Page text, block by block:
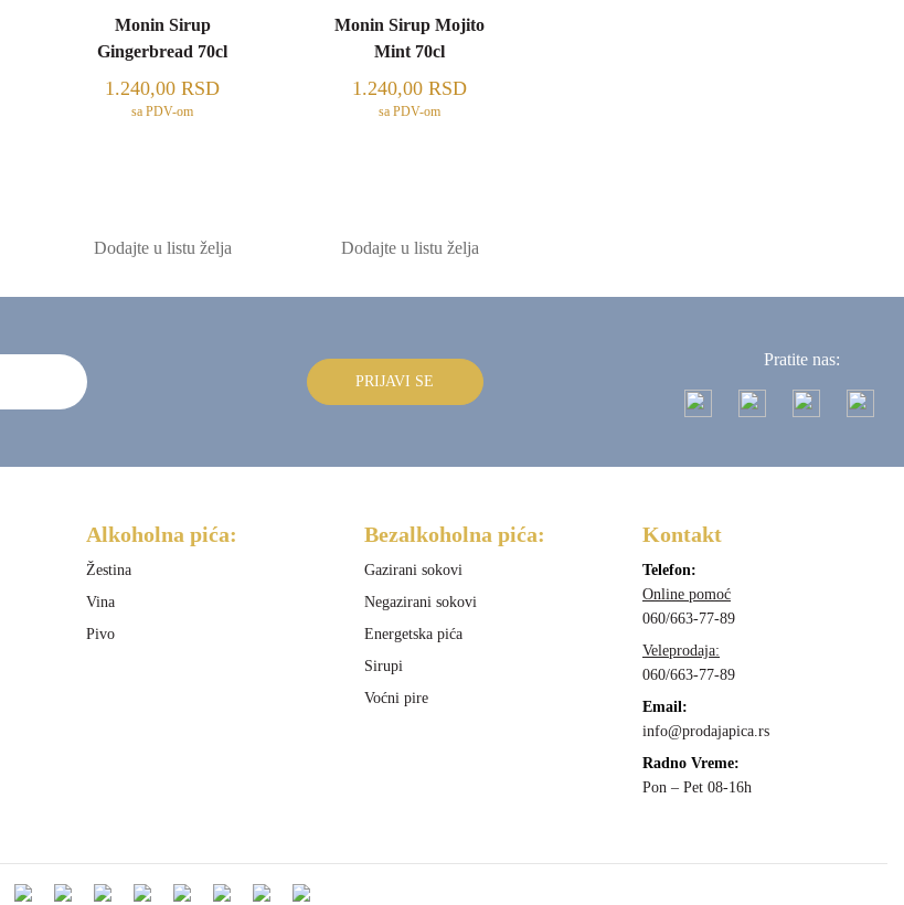
Monin Sirup
Gingerbread 70cl
1.240,00 RSD
sa PDV-om
Dodajte u listu želja
Monin Sirup Mojito
Mint 70cl
1.240,00 RSD
sa PDV-om
Dodajte u listu želja
PRIJAVI SE
Pratite nas:
Alkoholna pića:
Žestina
Vina
Pivo
Bezalkoholna pića:
Gazirani sokovi
Negazirani sokovi
Energetska pića
Sirupi
Voćni pire
Kontakt
Telefon:
Online pomoć
060/663-77-89
Veleprodaja:
060/663-77-89
Email:
info@prodajapica.rs
Radno Vreme:
Pon – Pet 08-16h